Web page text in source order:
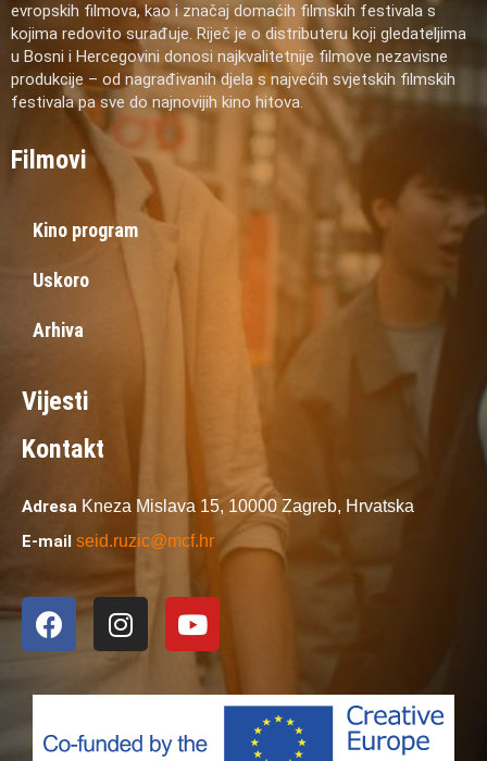
evropskih filmova, kao i značaj domaćih filmskih festivala s
kojima redovito surađuje. Riječ je o distributeru koji gledateljima
u Bosni i Hercegovini donosi najkvalitetnije filmove nezavisne
produkcije – od nagrađivanih djela s najvećih svjetskih filmskih
festivala pa sve do najnovijih kino hitova.
Filmovi
Kino program
Uskoro
Arhiva
Vijesti
Kontakt
Adresa Kneza Mislava 15, 10000 Zagreb, Hrvatska
E-mail seid.ruzic@mcf.hr